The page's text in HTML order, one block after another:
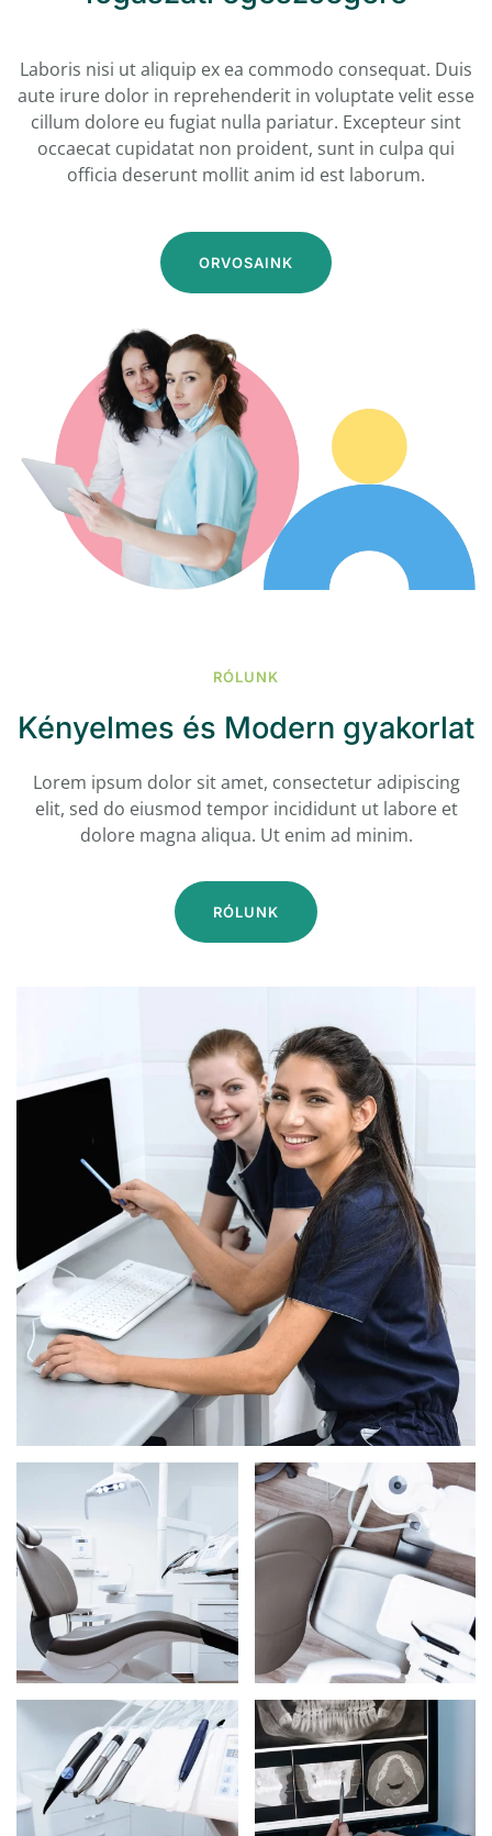
Laboris nisi ut aliquip ex ea commodo consequat. Duis
aute irure dolor in reprehenderit in voluptate velit esse
cillum dolore eu fugiat nulla pariatur. Excepteur sint
occaecat cupidatat non proident, sunt in culpa qui
officia deserunt mollit anim id est laborum.
ORVOSAINK
RÓLUNK
Kényelmes és Modern gyakorlat
Lorem ipsum dolor sit amet, consectetur adipiscing
elit, sed do eiusmod tempor incididunt ut labore et
dolore magna aliqua. Ut enim ad minim.
RÓLUNK